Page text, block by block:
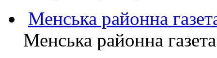
Менська районна
Менська районна